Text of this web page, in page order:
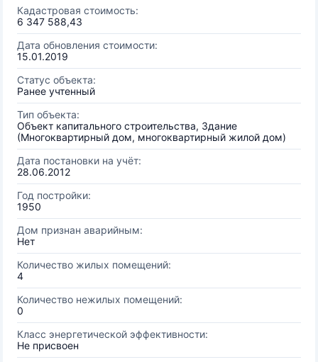
Кадастровая стоимость:
6 347 588,43
Дата обновления стоимости:
15.01.2019
Статус объекта:
Ранее учтенный
Тип объекта:
Объект капитального строительства, Здание
(Многоквартирный дом, многоквартирный жилой дом)
Дата постановки на учёт:
28.06.2012
Год постройки:
1950
Дом признан аварийным:
Нет
Количество жилых помещений:
4
Количество нежилых помещений:
0
Класс энергетической эффективности:
Не присвоен